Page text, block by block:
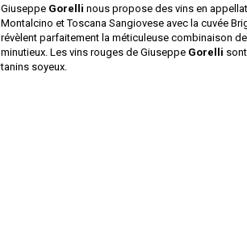
Giuseppe Gorelli nous propose des vins en
Montalcino et Toscana Sangiovese avec la cuvée
révèlent parfaitement la méticuleuse combinaison
minutieux. Les vins rouges de Giuseppe Gorelli
tanins soyeux.